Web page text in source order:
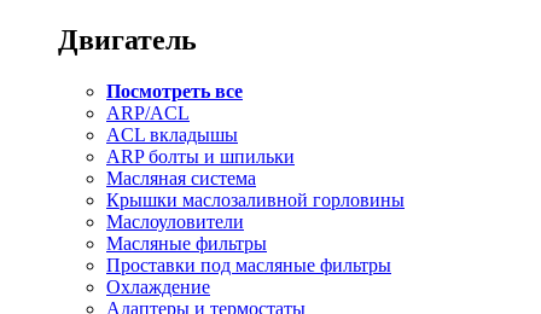
Двигатель
Посмотреть все
ARP/ACL
ACL вкладышы
ARP болты и шпильки
Масляная система
Крышки маслозаливной горловины
Маслоуловители
Масляные фильтры
Проставки под масляные фильтры
Охлаждение
Адаптеры и термостаты